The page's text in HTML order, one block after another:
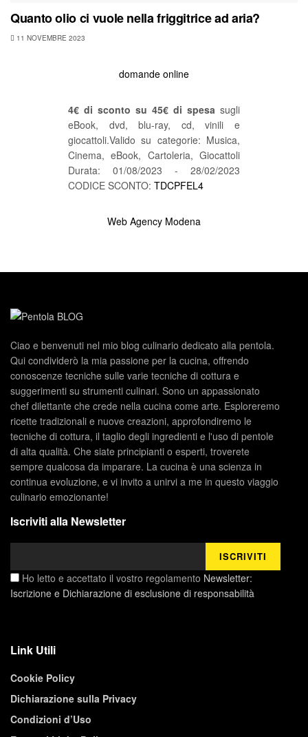
Quanto olio ci vuole nella friggitrice ad aria?
11 NOVEMBRE 2023
domande online
4€ di sconto su 45€ di spesa sugli
eBook, dvd, blu-ray, cd, vinili e
giocattoli.Valido su categorie: Musica,
Cinema, eBook, Cartoleria, Giocattoli
Durata: 01/08/2023 - 28/02/2023
CODICE SCONTO: TDCPFEL4
Web Agency Modena
Ciao e benvenuti nel mio blog culinario dedicato alla pentola.
Qui condividerò la mia passione per la cucina, offrendo
conoscenze tecniche sulle varie tecniche di cottura e
suggerimenti su strumenti culinari. Sono un appassionato
chef dilettante che crede nella cucina come arte. Esploreremo
ricette tradizionali e nuove creazioni, approfondiremo le
tecniche di cottura, il taglio degli ingredienti e l'uso di pentole
di alta qualità. Che siate principianti o esperti, troverete
sempre qualcosa da imparare. La cucina è una scienza in
continua evoluzione, e vi invito a unirvi a me in questo viaggio
culinario emozionante!
Iscriviti alla Newsletter
Ho letto e accettato il vostro regolamento Newsletter:
Iscrizione e Dichiarazione di esclusione di responsabilità
Link Utili
Cookie Policy
Dichiarazione sulla Privacy
Condizioni d’Uso